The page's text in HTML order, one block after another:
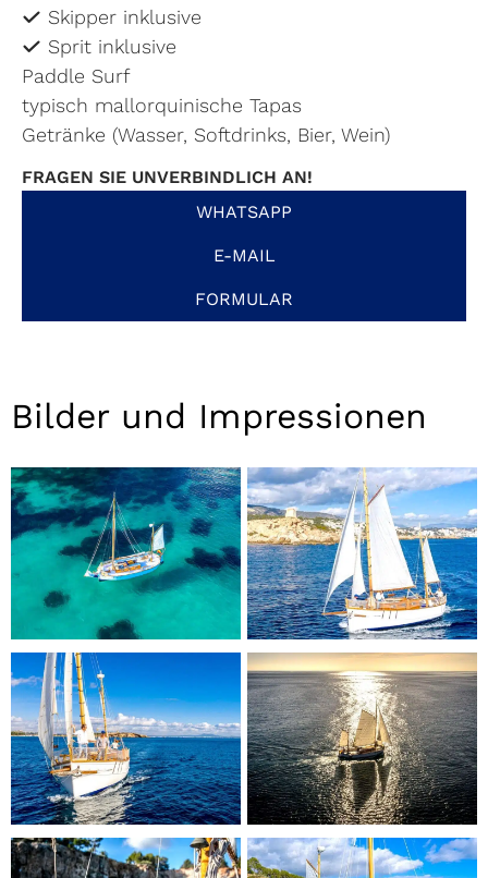
Skipper inklusive
Sprit inklusive
Paddle Surf
typisch mallorquinische Tapas
Getränke (Wasser, Softdrinks, Bier, Wein)
FRAGEN SIE UNVERBINDLICH AN!
WHATSAPP
E-MAIL
FORMULAR
Bilder und Impressionen